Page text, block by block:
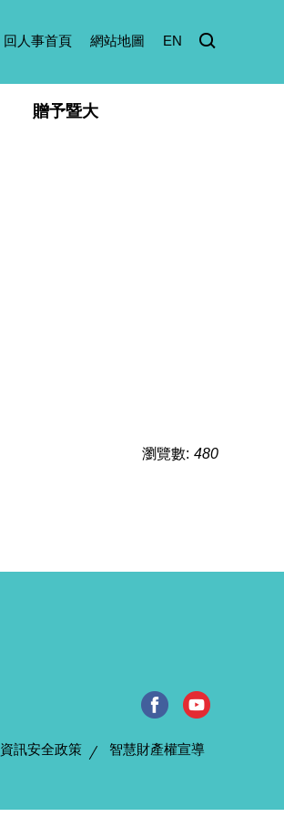
回人事首頁 網站地圖 EN
贈予暨大
瀏覽數: 480
資訊安全政策 智慧財產權宣導